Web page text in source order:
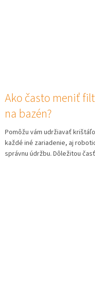
Ako často meniť
na bazén?
Pomôžu vám udržiavať
každé iné zariadenie, aj
správnu údržbu. Dôležitou